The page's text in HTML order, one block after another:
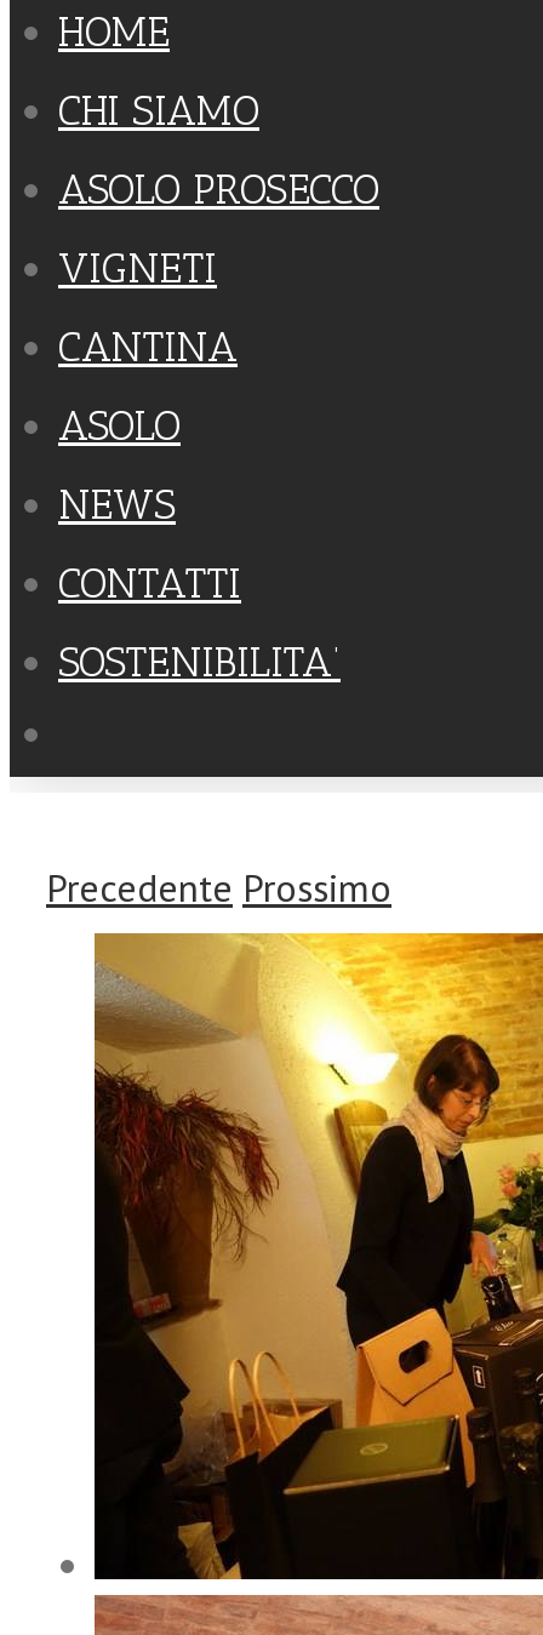
HOME
CHI SIAMO
ASOLO PROSECCO
VIGNETI
CANTINA
ASOLO
NEWS
CONTATTI
SOSTENIBILITA’
Precedente Prossimo